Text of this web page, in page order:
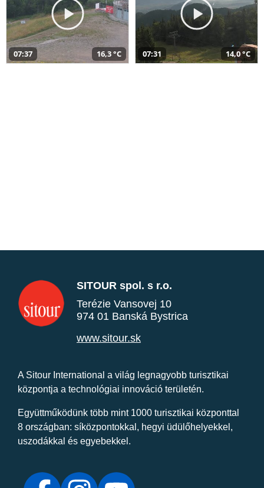
07:37 16,3 °C 07:31 14,0 °C
SITOUR spol. s r.o.
Terézie Vansovej 10
974 01 Banská Bystrica
www.sitour.sk
A Sitour International a világ legnagyobb turisztikai
központja a technológiai innováció területén.
Együttműködünk több mint 1000 turisztikai központtal
8 országban: síközpontokkal, hegyi üdülőhelyekkel,
uszodákkal és egyebekkel.